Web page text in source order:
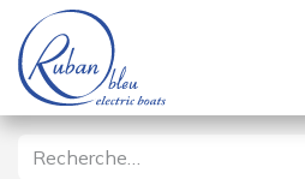
Se rendre au contenu